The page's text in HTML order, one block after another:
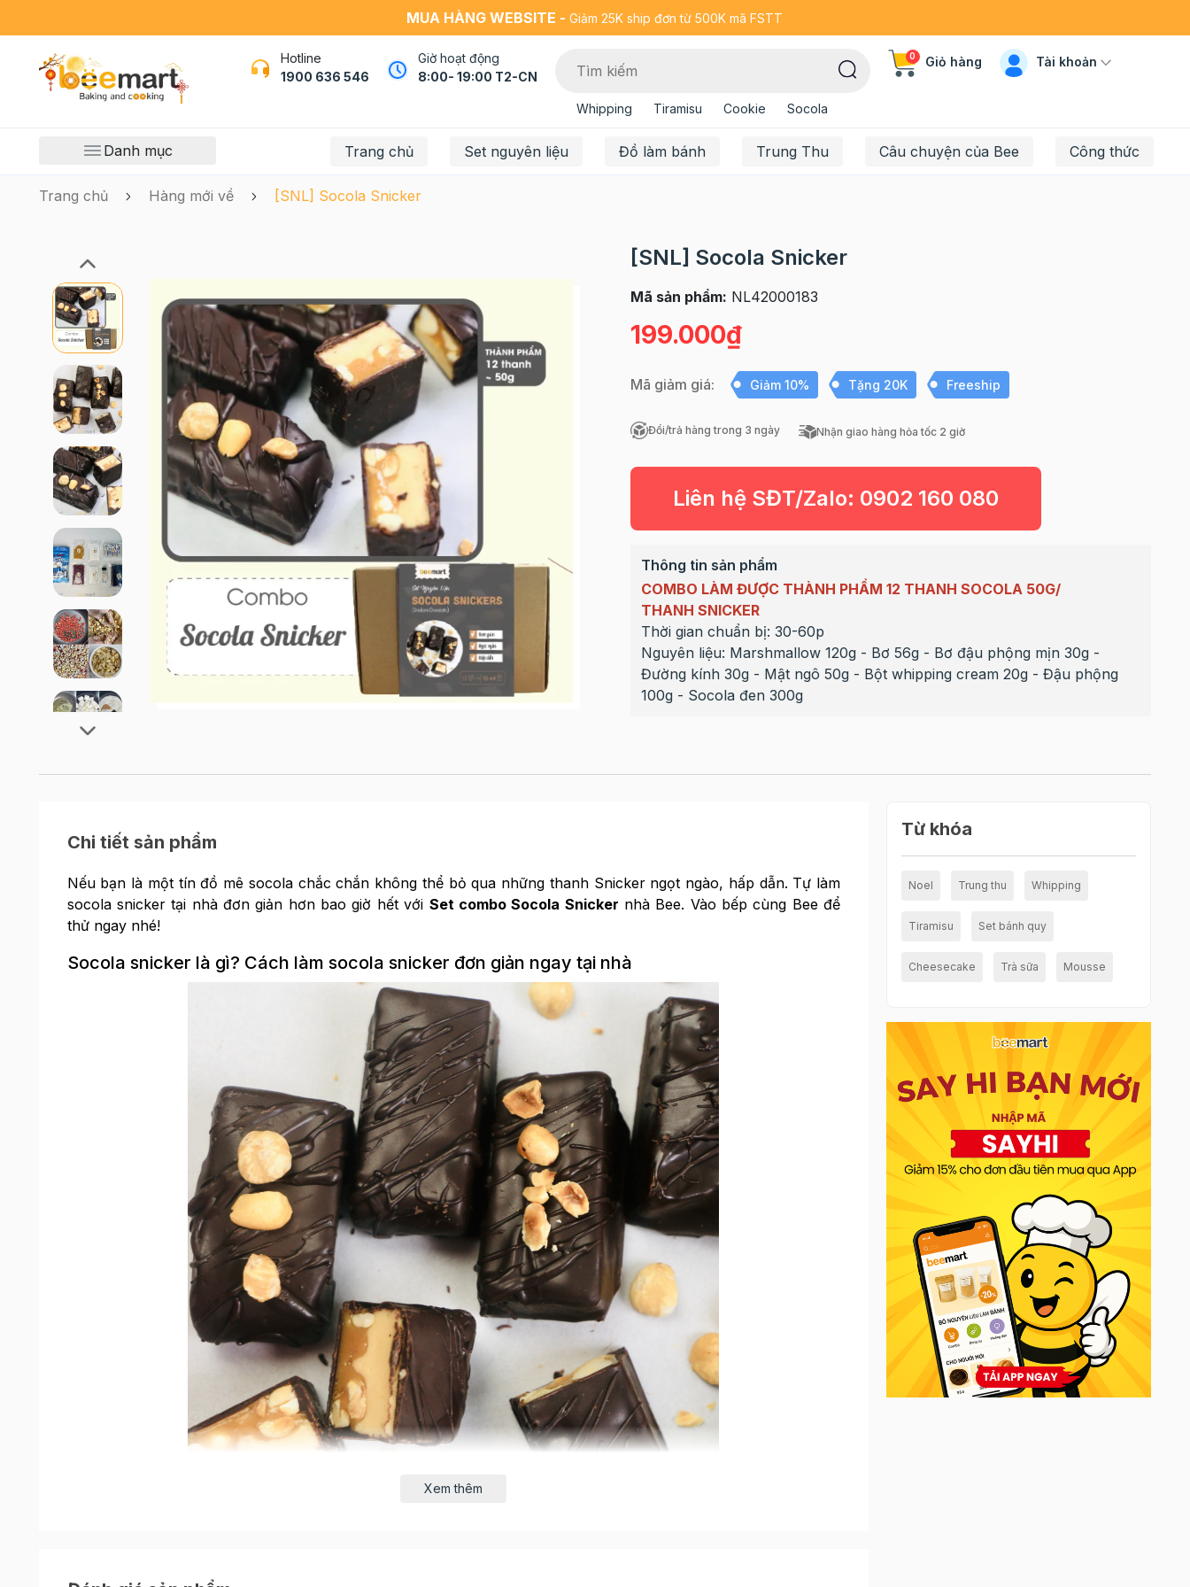
MUA HÀNG WEBSITE - Giảm 25K ship đơn từ 500K mã FSTT
Hotline
1900 636 546
Giờ hoạt động
8:00- 19:00 T2-CN
Whipping Tiramisu Cookie Socola
0 Giỏ hàng Tài khoản
Danh mục Trang chủ Set nguyên liệu Đồ làm bánh Trung Thu Câu chuyện của Bee Công thức
Trang chủ Hàng mới về [SNL] Socola Snicker
[SNL] Socola Snicker
Mã sản phẩm: NL42000183
199.000₫
Mã giảm giá: Giảm 10% Tặng 20K Freeship
Đổi/trả hàng trong 3 ngày Nhận giao hàng hỏa tốc 2 giờ
Liên hệ SĐT/Zalo: 0902 160 080
Thông tin sản phẩm
COMBO LÀM ĐƯỢC THÀNH PHẨM 12 THANH SOCOLA 50G/
THANH SNICKER
Thời gian chuẩn bị: 30-60p
Nguyên liệu: Marshmallow 120g - Bơ 56g - Bơ đậu phộng mịn 30g -
Đường kính 30g - Mật ngô 50g - Bột whipping cream 20g - Đậu phộng
100g - Socola đen 300g
Chi tiết sản phẩm
Nếu bạn là một tín đồ mê socola chắc chắn không thể bỏ qua những thanh Snicker ngọt ngào, hấp dẫn. Tự làm
socola snicker tại nhà đơn giản hơn bao giờ hết với Set combo Socola Snicker nhà Bee. Vào bếp cùng Bee để
thử ngay nhé!
Socola snicker là gì? Cách làm socola snicker đơn giản ngay tại nhà
được nhiều người yêu thích, từ người lớn đến trẻ nhỏ.
Xem thêm
Từ khóa
Noel Trung thu Whipping
Tiramisu Set bánh quy
Cheesecake Trà sữa Mousse